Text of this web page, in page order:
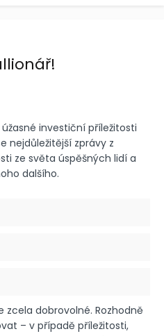
investiční příležitosti
nejdůležitější zprávy z
ze světa úspěšných lidí a
dalšího.
dobrovolné. Rozhodně
– v případě příležitosti,